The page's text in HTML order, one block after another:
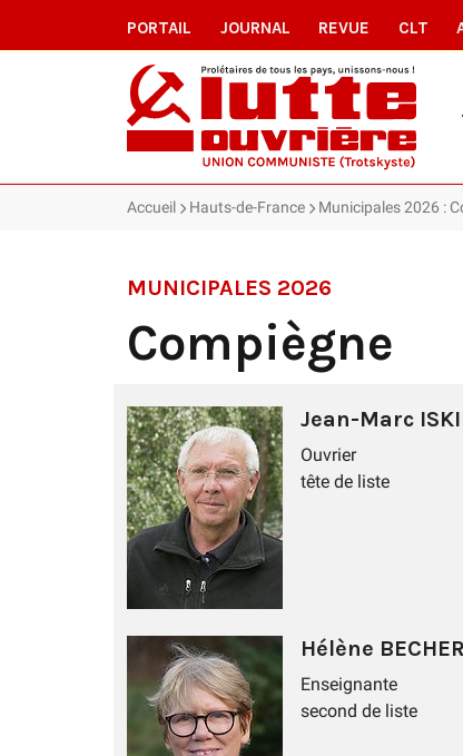
PORTAIL JOURNAL REVUE CLT
Accueil Hauts-de-France Municipales 2026 :
MUNICIPALES 2026
Compiègne
Jean-Marc
Ouvrier
tête de liste
Hélène
Enseignante
second de liste